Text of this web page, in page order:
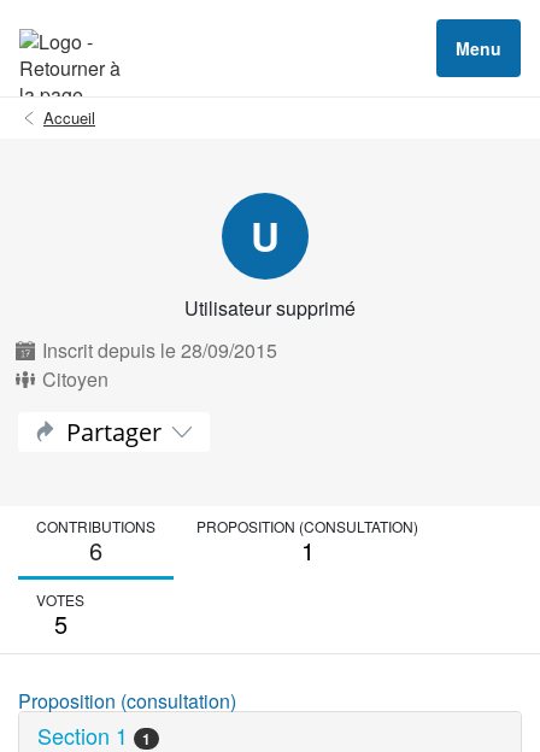
Menu
Accueil
U
Utilisateur supprimé
Inscrit depuis le 28/09/2015
Citoyen
Partager
CONTRIBUTIONS
6
PROPOSITION (CONSULTATION)
1
VOTES
5
Proposition (consultation)
Section 1 1